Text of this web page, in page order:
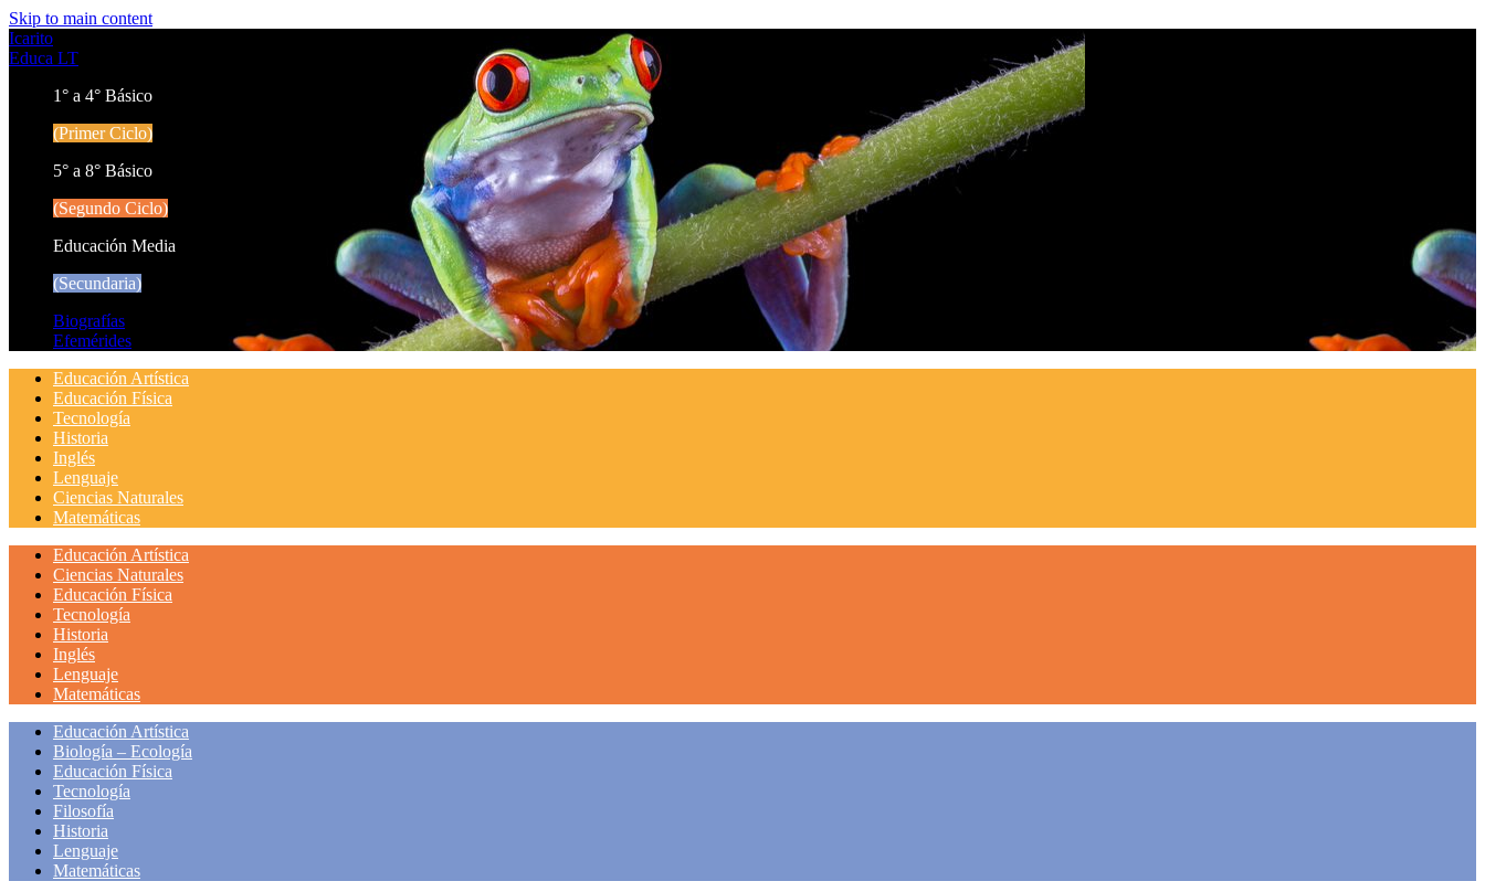
Skip to main content
Icarito
Educa LT
1° a 4° Básico
(Primer Ciclo)
5° a 8° Básico
(Segundo Ciclo)
Educación Media
(Secundaria)
Biografías
Efemérides
Educación Artística
Educación Física
Tecnología
Historia
Inglés
Lenguaje
Ciencias Naturales
Matemáticas
Educación Artística
Ciencias Naturales
Educación Física
Tecnología
Historia
Inglés
Lenguaje
Matemáticas
Educación Artística
Biología – Ecología
Educación Física
Tecnología
Filosofía
Historia
Lenguaje
Matemáticas